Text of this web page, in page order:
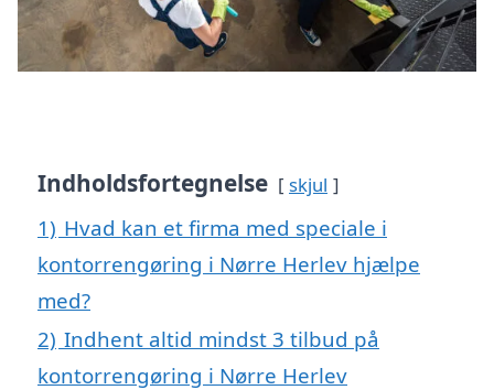
Indholdsfortegnelse skjul
1) Hvad kan et firma med speciale i
kontorrengøring i Nørre Herlev hjælpe
med?
2) Indhent altid mindst 3 tilbud på
kontorrengøring i Nørre Herlev